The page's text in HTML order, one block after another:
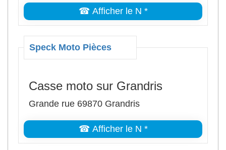
☎ Afficher le N *
Speck Moto Pièces
Casse moto sur Grandris
Grande rue 69870 Grandris
☎ Afficher le N *